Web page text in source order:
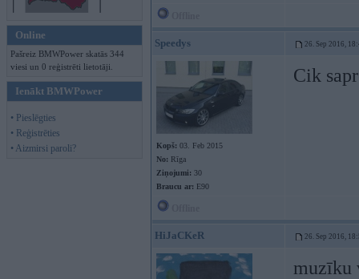
Online
Pašreiz BMWPower skatās 344
viesi un 0 reģistrēti lietotāji.
Ienākt BMWPower
• Pieslēgties
• Reģistrēties
• Aizmirsi paroli?
Speedys 26. Sep 2016,
Kopš: 03. Feb 2015
No: Rīga
Ziņojumi: 30
Braucu ar: E90
Cik
HiJaCKeR 26. Sep 2016,
muzīku